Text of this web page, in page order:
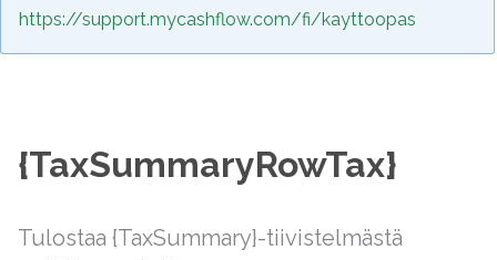
https://support.mycashflow.com/fi/kayttoopas
{TaxSummaryRowTax}
Tulostaa {TaxSummary}-tiivistelmästä